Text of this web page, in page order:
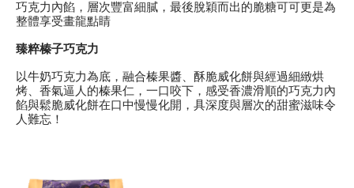
巧克力內餡，層次豐富細膩，最後脫穎而出的脆糖可可更是為
整體享受畫龍點睛
臻粹榛子巧克力
以牛奶巧克力為底，融合榛果醬、酥脆威化餅與經過細緻烘
烤、香氣逼人的榛果仁，一口咬下，感受香濃滑順的巧克力內
餡與鬆脆威化餅在口中慢慢化開，具深度與層次的甜蜜滋味令
人難忘！